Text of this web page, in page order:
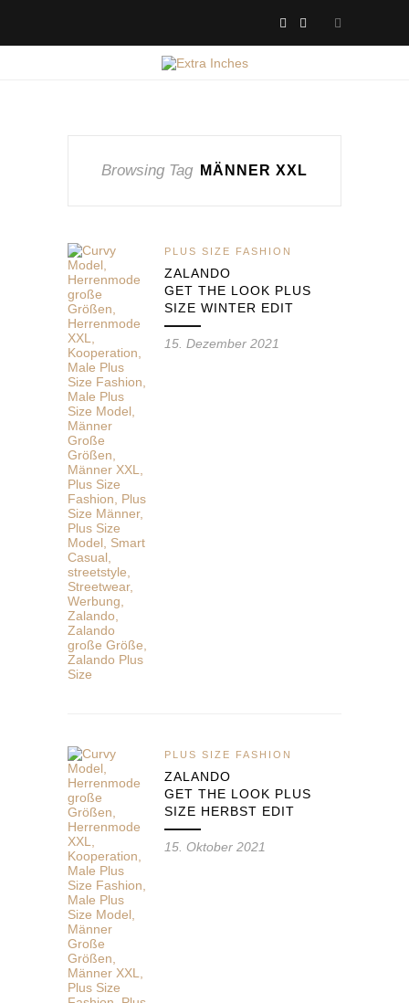
Browsing Tag MÄNNER XXL
PLUS SIZE FASHION
ZALANDO
GET THE LOOK PLUS
SIZE WINTER EDIT
15. Dezember 2021
PLUS SIZE FASHION
ZALANDO
GET THE LOOK PLUS
SIZE HERBST EDIT
15. Oktober 2021